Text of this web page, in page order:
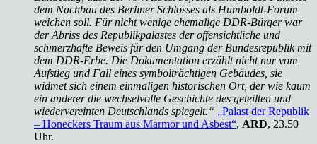
dem Nachbau des Berliner Schlosses als Humboldt-Forum
weichen soll. Für nicht wenige ehemalige DDR-Bürger war
der Abriss des Republikpalastes der offensichtliche und
schmerzhafte Beweis für den Umgang der Bundesrepublik mit
dem DDR-Erbe. Die Dokumentation erzählt nicht nur vom
Aufstieg und Fall eines symbolträchtigen Gebäudes, sie
widmet sich einem einmaligen historischen Ort, der wie kaum
ein anderer die wechselvolle Geschichte des geteilten und
wiedervereinten Deutschlands spiegelt.“ „Palast der Republik
– Honeckers Traum aus Marmor und Asbest“, ARD, 23.50
Uhr.